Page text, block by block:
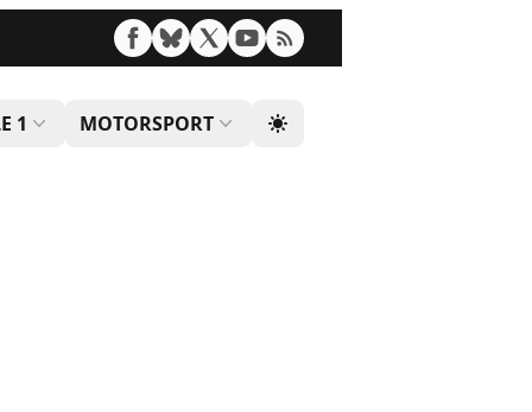
1 MOTORSPORT